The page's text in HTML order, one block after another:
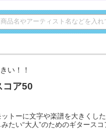
い！！
コア50
ットーに文字や楽譜を大きくした
たい“大人”のためのギタースコ